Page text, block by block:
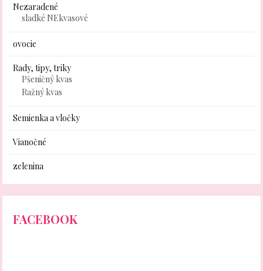
Nezaradené
sladké NEkvasové
ovocie
Rady, tipy, triky
Pšeničný kvas
Ražný kvas
Semienka a vločky
Vianočné
zelenina
FACEBOOK